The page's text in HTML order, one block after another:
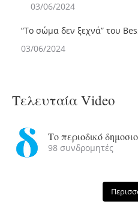
03/06/2024
“Το σώμα δεν ξεχνά” του
03/06/2024
Τελευταία Video
Το περιοδικό
98 συνδρομητές